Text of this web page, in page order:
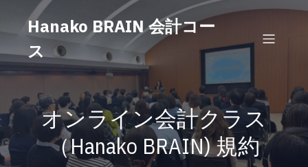
Hanako BRAIN 会計コー
ス
オンライン会計クラス
（Hanako BRAIN) 規約